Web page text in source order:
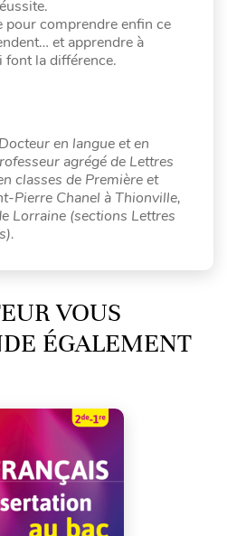
pour comprendre enfin ce
et apprendre à
font la différence.
en langue et en
agrégé de Lettres
classes de Première et
Pierre Chanel à Thionville,
Lorraine (sections Lettres
VOUS
ÉGALEMENT